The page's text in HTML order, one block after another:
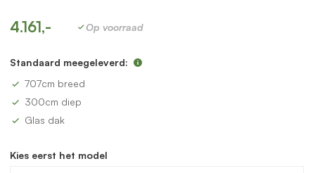
4.161,- Op voorraad
Standaard meegeleverd:
707cm breed
300cm diep
Glas dak
Kies eerst het model